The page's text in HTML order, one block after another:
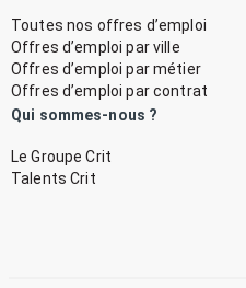
Toutes nos offres d’emploi
Offres d’emploi par ville
Offres d’emploi par métier
Offres d’emploi par contrat
Qui sommes-nous ?
Le Groupe Crit
Talents Crit